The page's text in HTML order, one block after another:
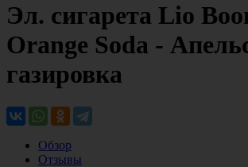
Эл. сигарета Lio
Orange Soda -
газировка
Обзор
Отзывы